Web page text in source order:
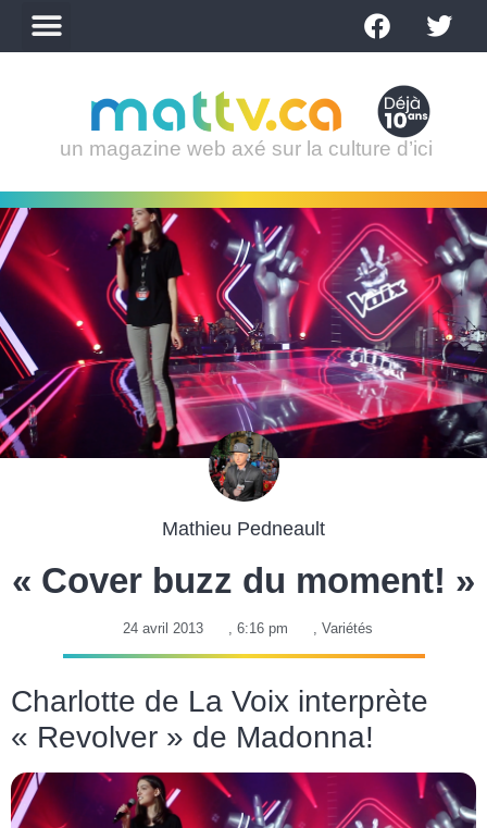
un magazine web axé sur la culture d’ici
Mathieu Pedneault
« Cover buzz du moment! »
24 avril 2013 , 6:16 pm , Variétés
Charlotte de La Voix interprète
« Revolver » de Madonna!